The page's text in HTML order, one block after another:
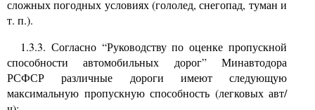
сложных погодных условиях (гололед, снегопад, туман и
т. п.).
1.3.3. Согласно “Руководству по оценке пропускной
способности автомобильных дорог” Минавтодора
РСФСР различные дороги имеют
следующую
максимальную пропускную способность (легковых авт/